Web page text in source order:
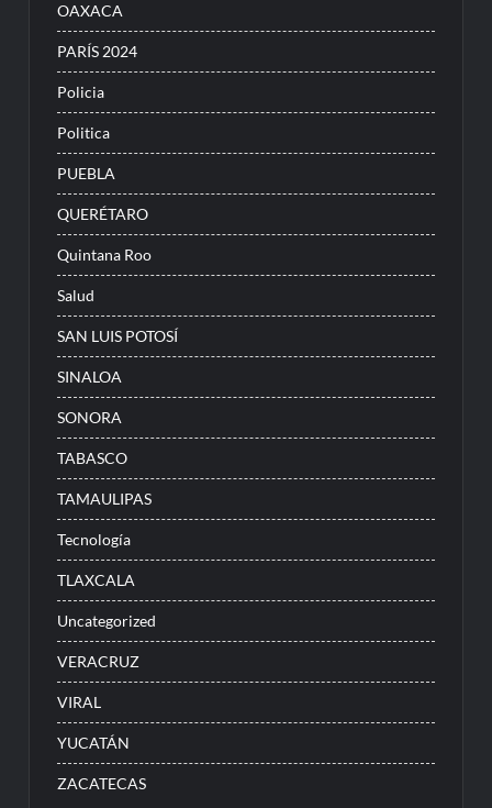
OAXACA
PARÍS 2024
Policia
Politica
PUEBLA
QUERÉTARO
Quintana Roo
Salud
SAN LUIS POTOSÍ
SINALOA
SONORA
TABASCO
TAMAULIPAS
Tecnología
TLAXCALA
Uncategorized
VERACRUZ
VIRAL
YUCATÁN
ZACATECAS